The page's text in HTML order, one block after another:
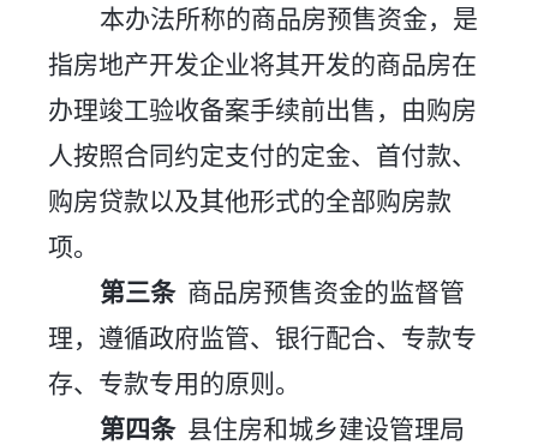
本办法所称的商品房预售资金，是
指房地产开发企业将其开发的商品房在
办理竣工验收备案手续前出售，由购房
人按照合同约定支付的定金、首付款、
购房贷款以及其他形式的全部购房款
项。
第三条 商品房预售资金的监督管
理，遵循政府监管、银行配合、专款专
存、专款专用的原则。
第四条 县住房和城乡建设管理局